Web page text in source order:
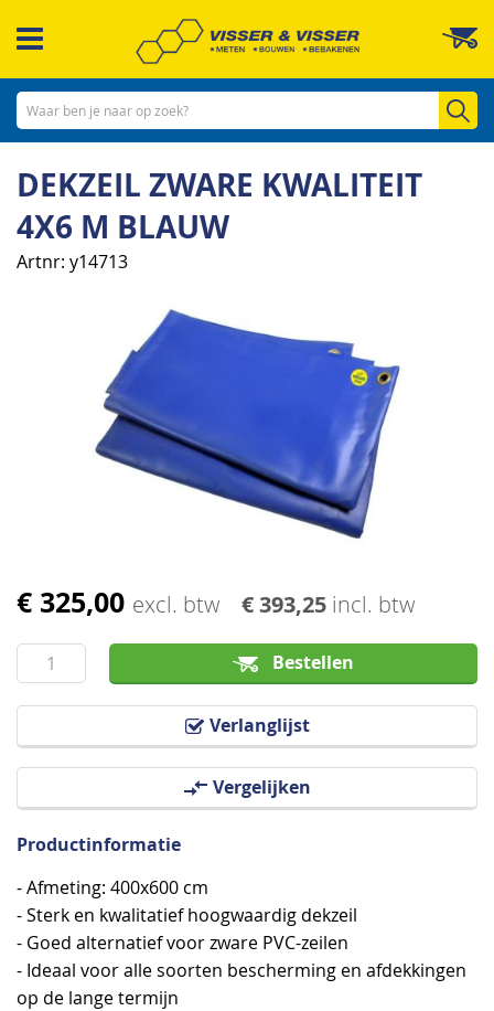
naar
inhoud
DEKZEIL ZWARE KWALITEIT
4X6 M BLAUW
Artnr y14713
€ 325,00 excl. btw € 393,25 incl. btw
Bestellen
Verlanglijst
Vergelijken
afbeeldingen-
Ga
het
begin
van
Productinformatie
- Afmeting: 400x600 cm
- Sterk en kwalitatief hoogwaardig dekzeil
- Goed alternatief voor zware PVC-zeilen
- Ideaal voor alle soorten bescherming en afdekkingen
op de lange termijn